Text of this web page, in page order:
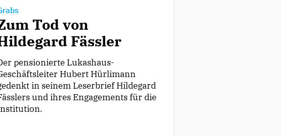
Tod von
Fässler
pensionierte Lukashaus-
Hubert Hürlimann
in seinem Leserbrief Hildegard
und ihres Engagements für die